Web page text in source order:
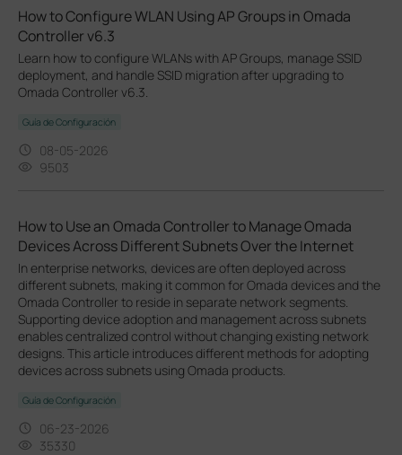
How to Configure WLAN Using AP Groups in Omada
Controller v6.3
Learn how to configure WLANs with AP Groups, manage SSID
deployment, and handle SSID migration after upgrading to
Omada Controller v6.3.
Guía de Configuración
08-05-2026
9503
How to Use an Omada Controller to Manage Omada
Devices Across Different Subnets Over the Internet
In enterprise networks, devices are often deployed across
different subnets, making it common for Omada devices and the
Omada Controller to reside in separate network segments.
Supporting device adoption and management across subnets
enables centralized control without changing existing network
designs. This article introduces different methods for adopting
devices across subnets using Omada products.
Guía de Configuración
06-23-2026
35330